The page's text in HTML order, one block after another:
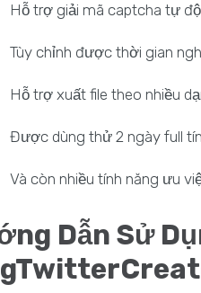
Hỗ trợ giải mã captcha tự
Tùy chỉnh được thời gian
Hỗ trợ xuất file theo nhiều
Được dùng thử 2 ngày full
Và còn nhiều tính năng ưu
Dẫn Sử